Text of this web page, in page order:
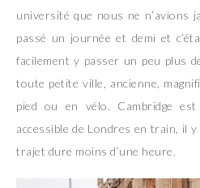
université que nous ne n’avions
passé un journée et demi et
facilement y passer un peu plus
toute petite ville, ancienne,
pied ou en vélo. Cambridge
accessible de Londres en train, il
trajet dure moins d’une heure.